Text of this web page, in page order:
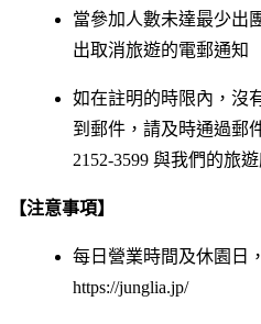
當參加人數未達最少出
出取消旅遊的電郵通知
如在註明的時限內，沒
到郵件，請及時通過郵
2152-3599 與我們的旅
【注意事項】
每日營業時間及休園日
https://junglia.jp/